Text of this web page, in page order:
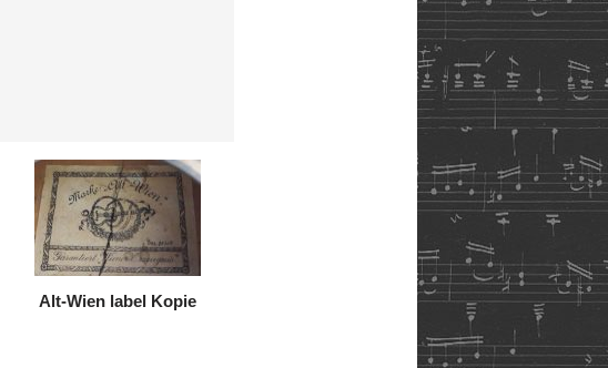
Alt-Wien label Kopie